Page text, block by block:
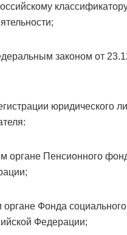
законом от
юридического
органе Пенсионного
органе Фонда социального
Федерации;